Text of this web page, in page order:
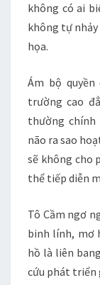
không có ai
không tự
họa.
Ám bộ
trường cao
thường chính
não ra sao
sẽ không cho
thể tiếp diễn
Tô Cầm ngơ
binh lính, mơ
hồ là liên
cứu phát triển